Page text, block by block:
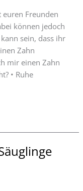
Freunden
können jedoch
sein, dass ihr
Zahn
mir einen Zahn
• Ruhe